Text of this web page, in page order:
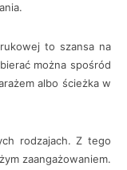
to szansa na
można spośród
albo ścieżka w
rodzajach. Z tego
zaangażowaniem.